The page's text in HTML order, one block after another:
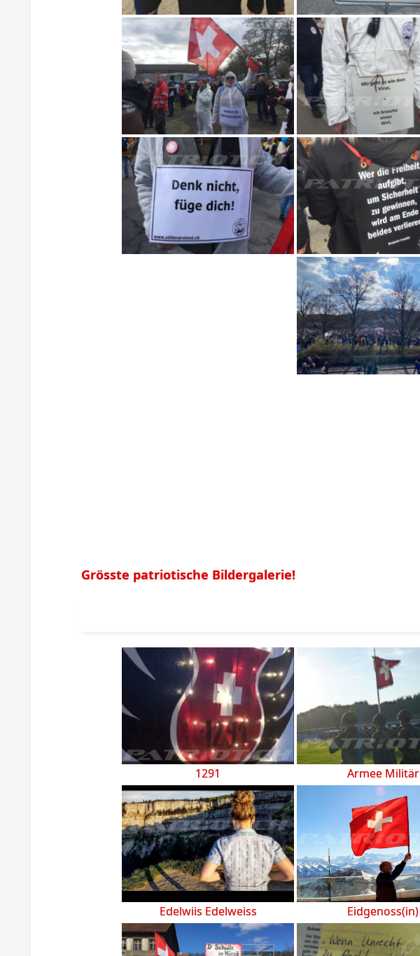
Grösste patriotische Bildergalerie!
1291 Armee Militär
Edelwiis Edelweiss Eidgenoss(in)